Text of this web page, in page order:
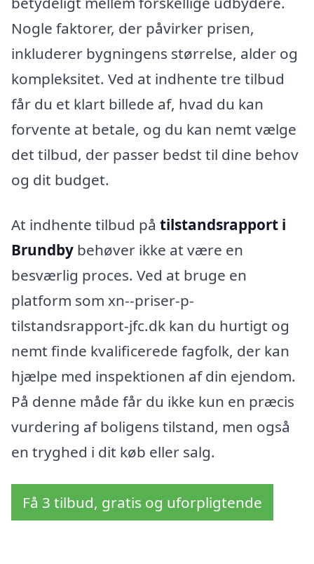
Nogle faktorer, der påvirker prisen,
inkluderer bygningens størrelse, alder og
kompleksitet. Ved at indhente tre tilbud
får du et klart billede af, hvad du kan
forvente at betale, og du kan nemt vælge
det tilbud, der passer bedst til dine behov
og dit budget.
At indhente tilbud på tilstandsrapport i
Brundby behøver ikke at være en
besværlig proces. Ved at bruge en
platform som xn--priser-p-
tilstandsrapport-jfc.dk kan du hurtigt og
nemt finde kvalificerede fagfolk, der kan
hjælpe med inspektionen af din ejendom.
På denne måde får du ikke kun en præcis
vurdering af boligens tilstand, men også
en tryghed i dit køb eller salg.
Få 3 tilbud, gratis og uforpligtende